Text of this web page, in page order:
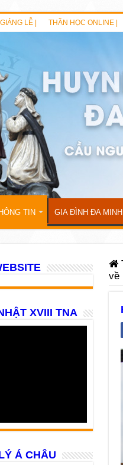
LỄ | THẦN HỌC ONLINE |
TIN GIA ĐÌNH ĐA MINH
về
XVIII TNA
Á CHÂU